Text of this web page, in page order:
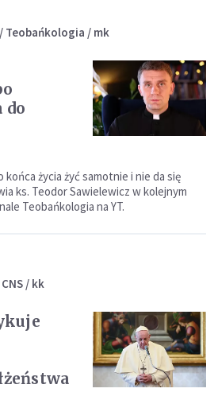
Teobańkologia / mk
do
życia żyć samotnie i nie da się
ks. Teodor Sawielewicz w kolejnym
Teobańkologia na YT.
/ kk